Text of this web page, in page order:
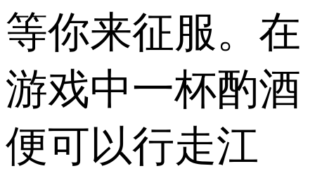
等你来征服。在
游戏中一杯酌酒
便可以行走江